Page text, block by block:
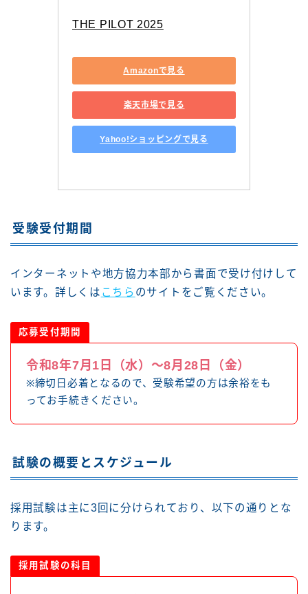
THE PILOT 2025
Amazonで見る
楽天市場で見る
Yahoo!ショッピングで見る
受験受付期間
インターネットや地方協力本部から書面で受け付けして
います。詳しくは こちら のサイトをご覧ください。
応募受付期間
令和8年7月1日（水）～8月28日（金）
※締切日必着となるので、受験希望の方は余裕をも
ってお手続きください。
試験の概要とスケジュール
採用試験は主に3回に分けられており、以下の通りとな
ります。
採用試験の科目